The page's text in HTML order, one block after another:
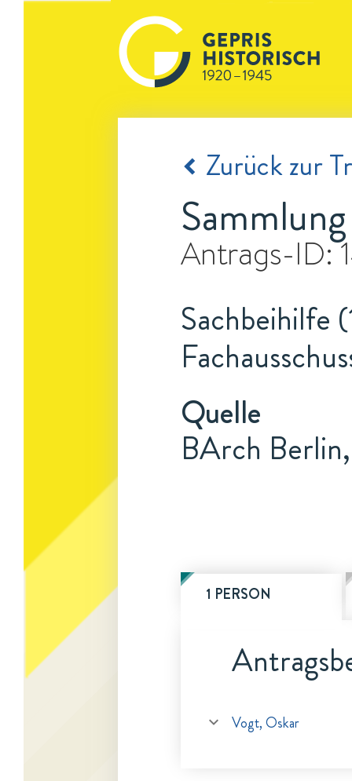
Zurück zur
Antrags-ID:
Sachbeihilfe
Quelle
BArch
1 PERSON
Vogt, Oskar